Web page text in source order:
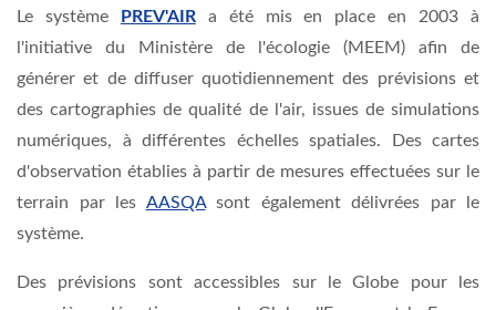
Le système PREV'AIRa été mis en place en 2003 à
l'initiative du Ministère de l'écologie (MEEM) afin de
générer et de diffuser quotidiennement des prévisions et
des cartographies de qualité de l'air, issues de simulations
numériques, à différentes échelles spatiales. Des cartes
d'observation établies à partir de mesures effectuées sur le
terrain par les AASQAsont également délivrées par le
système.
Des prévisions sont accessibles sur le Globe pour les